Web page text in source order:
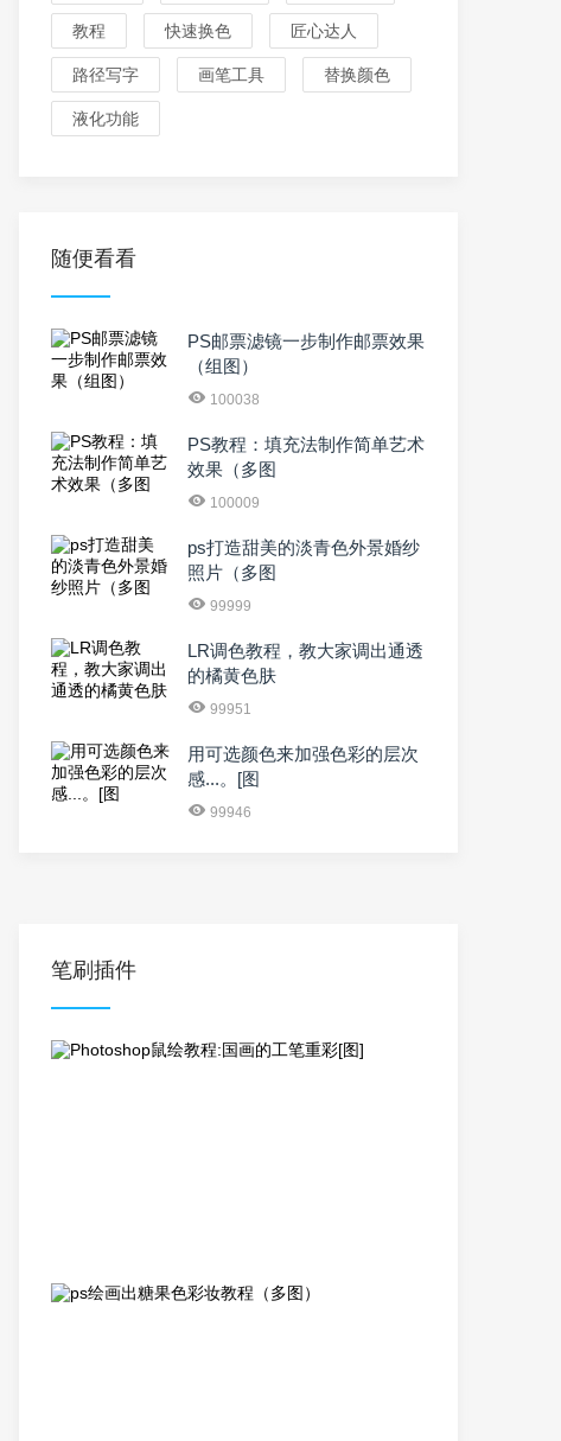
教程 快速换色 匠心达人
路径写字 画笔工具 替换颜色
液化功能
随便看看
PS邮票滤镜一步制作邮票效果
（组图）
100038
PS教程：填充法制作简单艺术
效果（多图
100009
ps打造甜美的淡青色外景婚纱
照片（多图
99999
LR调色教程，教大家调出通透
的橘黄色肤
99951
用可选颜色来加强色彩的层次
感...。[图
99946
笔刷插件